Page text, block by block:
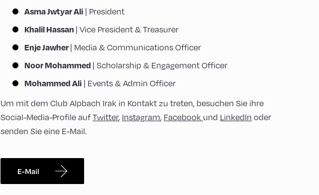
Asma Jwtyar Ali | President
Khalil Hassan | Vice President & Treasurer
Enje Jawher | Media & Communications Officer
Noor Mohammed | Scholarship & Engagement Officer
Mohammed Ali | Events & Admin Officer
Um mit dem Club Alpbach Irak in Kontakt zu treten, besuchen Sie ihre
Social-Media-Profile auf Twitter, Instagram, Facebook und LinkedIn oder
senden Sie eine E-Mail.
E-Mail